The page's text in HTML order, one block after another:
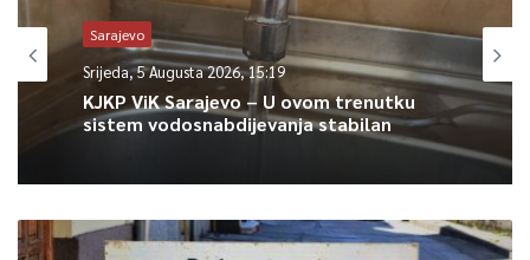
Sarajevo
Srijeda, 5 Augusta 2026, 15:19
KJKP ViK Sarajevo – U ovom trenutku
sistem vodosnabdijevanja stabilan